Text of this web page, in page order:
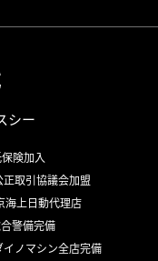
シー
保険加入
正取引協議会加盟
海上日動代理店
警備完備
イノマシン全店完備